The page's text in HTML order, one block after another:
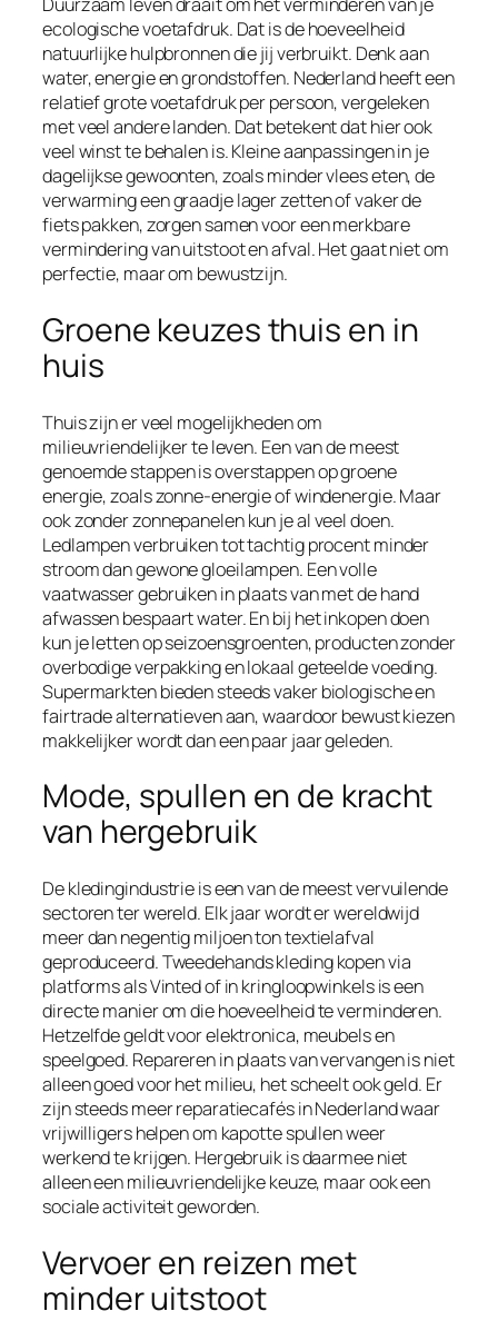
ecologische voetafdruk. Dat is de hoeveelheid
natuurlijke hulpbronnen die jij verbruikt. Denk aan
water, energie en grondstoffen. Nederland heeft een
relatief grote voetafdruk per persoon, vergeleken
met veel andere landen. Dat betekent dat hier ook
veel winst te behalen is. Kleine aanpassingen in je
dagelijkse gewoonten, zoals minder vlees eten, de
verwarming een graadje lager zetten of vaker de
fiets pakken, zorgen samen voor een merkbare
vermindering van uitstoot en afval. Het gaat niet om
perfectie, maar om bewustzijn.
Groene keuzes thuis en in
huis
Thuis zijn er veel mogelijkheden om
milieuvriendelijker te leven. Een van de meest
genoemde stappen is overstappen op groene
energie, zoals zonne-energie of windenergie. Maar
ook zonder zonnepanelen kun je al veel doen.
Ledlampen verbruiken tot tachtig procent minder
stroom dan gewone gloeilampen. Een volle
vaatwasser gebruiken in plaats van met de hand
afwassen bespaart water. En bij het inkopen doen
kun je letten op seizoensgroenten, producten zonder
overbodige verpakking en lokaal geteelde voeding.
Supermarkten bieden steeds vaker biologische en
fairtrade alternatieven aan, waardoor bewust kiezen
makkelijker wordt dan een paar jaar geleden.
Mode, spullen en de kracht
van hergebruik
De kledingindustrie is een van de meest vervuilende
sectoren ter wereld. Elk jaar wordt er wereldwijd
meer dan negentig miljoen ton textielafval
geproduceerd. Tweedehands kleding kopen via
platforms als Vinted of in kringloopwinkels is een
directe manier om die hoeveelheid te verminderen.
Hetzelfde geldt voor elektronica, meubels en
speelgoed. Repareren in plaats van vervangen is niet
alleen goed voor het milieu, het scheelt ook geld. Er
zijn steeds meer reparatiecafés in Nederland waar
vrijwilligers helpen om kapotte spullen weer
werkend te krijgen. Hergebruik is daarmee niet
alleen een milieuvriendelijke keuze, maar ook een
sociale activiteit geworden.
Vervoer en reizen met
minder uitstoot